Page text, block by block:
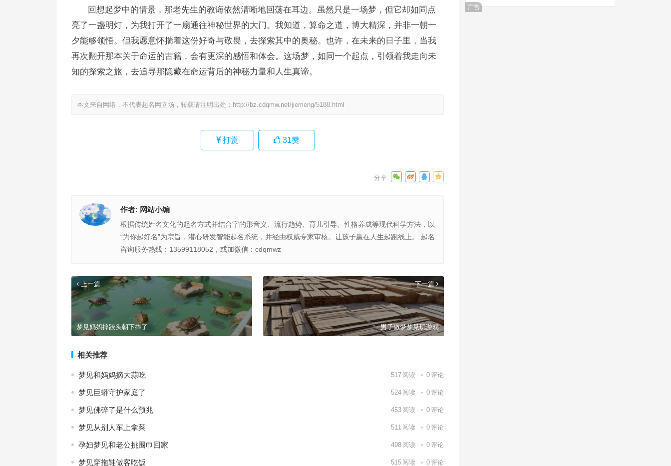
回想起梦中的情景，那老先生的教诲依然清晰地回荡在耳边。虽然只是一场梦，但它却如同点
亮了一盏明灯，为我打开了一扇通往神秘世界的大门。我知道，算命之道，博大精深，并非一朝一
夕能够领悟。但我愿意怀揣着这份好奇与敬畏，去探索其中的奥秘。也许，在未来的日子里，当我
再次翻开那本关于命运的古籍，会有更深的感悟和体会。这场梦，如同一个起点，引领着我走向未
知的探索之旅，去追寻那隐藏在命运背后的神秘力量和人生真谛。
本文来自网络，不代表起名网立场，转载请注明出处： http://bz.cdqmw.net/jiemeng/5188.html
打赏 31赞
作者: 网站小编
根据传统姓名文化的起名方式并结合字的形音义、流行趋势、育儿引导、性格养成等现代科学方法，以
“为你起好名”为宗旨，潜心研发智能起名系统，并经由权威专家审核。让孩子赢在人生起跑线上。 起名
咨询服务热线：13599118052，或加微信：cdqmwz
上一篇
梦见妈妈摔跤头朝下摔了
下一篇
男子做梦梦见玩游戏
相关推荐
梦见和妈妈摘大蒜吃 517 阅读 0评论
梦见巨蟒守护家庭了 524 阅读 0评论
梦见佛碎了是什么预兆 453 阅读 0评论
梦见从别人车上拿菜 511 阅读 0评论
孕妇梦见和老公挑围巾回家 498 阅读 0评论
梦见穿拖鞋做客吃饭 515 阅读 0评论
广告